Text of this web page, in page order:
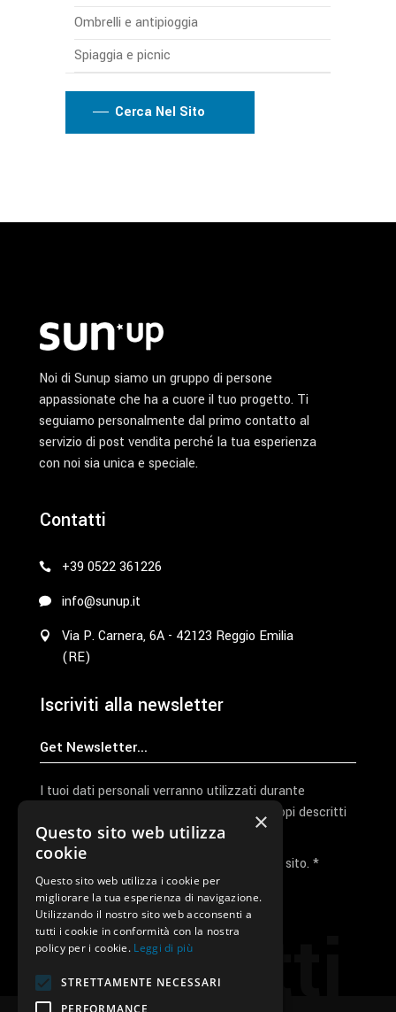
Ombrelli e antipioggia
Spiaggia e picnic
Cerca Nel Sito
Contatti
Noi di Sunup siamo un gruppo di persone
appassionate che ha a cuore il tuo progetto. Ti
seguiamo personalmente dal primo contatto al
servizio di post vendita perché la tua esperienza
con noi sia unica e speciale.
Contatti
+39 0522 361226
info@sunup.it
Via P. Carnera, 6A - 42123 Reggio Emilia
(RE)
Iscriviti alla newsletter
I tuoi dati personali verranno utilizzati durante
l'elaborazione della richiesta e per altri scopi descritti
nella nostraprivacy policy
Ho letto e accetto la privacy policy del sito. *
Invia I Dati
×
Questo sito web utilizza
cookie
Questo sito web utilizza i cookie per
migliorare la tua esperienza di navigazione.
Utilizzando il nostro sito web acconsenti a
tutti i cookie in conformità con la nostra
policy per i cookie. Leggi di più
STRETTAMENTE NECESSARI
PERFORMANCE